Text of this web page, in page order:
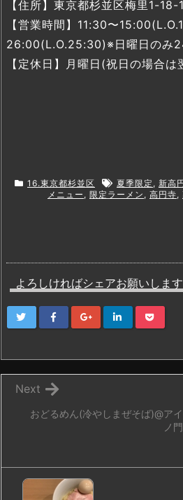
【住所】東京都杉並区梅里1-18-
【営業時間】11:30〜
26:00(L.O.25:30)※日曜日のみ
【定休日】月曜日(祝日の場合は
16.東京都杉並区 夏季限定 , 新高
メニュー , 限定ラーメン , 高円寺,
よろしければシェアお願いします
おどるめん(冷やしまぜそば)@ア
ノ
Next